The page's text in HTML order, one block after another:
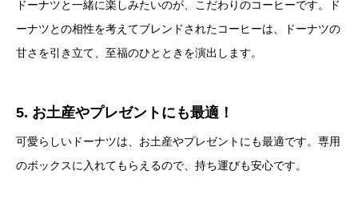
ドーナツと一緒に楽しみたいのが、こだわりのコーヒーです。ド
ーナツとの相性を考えてブレンドされたコーヒーは、ドーナツの
甘さを引き立て、至福のひとときを演出します。
5. お土産やプレゼントにも最適！
可愛らしいドーナツは、お土産やプレゼントにも最適です。専用
のボックスに入れてもらえるので、持ち運びも安心です。